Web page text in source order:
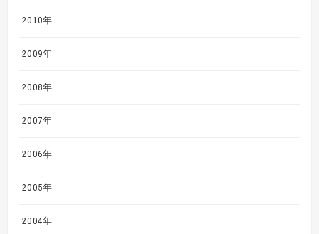
2010年
2009年
2008年
2007年
2006年
2005年
2004年